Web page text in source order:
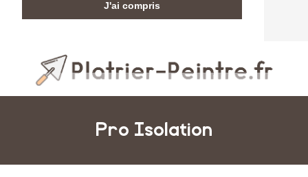
J'ai compris
Pro Isolation